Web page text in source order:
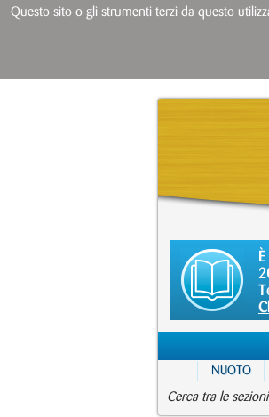
NUOTO
Cerca tra le
Questo sito o gli strumenti terzi da questo